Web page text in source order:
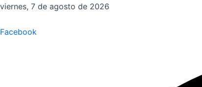
Ir
contenido
viernes, 7 de agosto de 2026
Facebook